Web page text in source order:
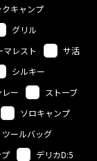
クキャンプ
グリル
マレスト
サ活
シルキー
レー
ストーブ
ソロキャンプ
ツールバッグ
デリカD:5